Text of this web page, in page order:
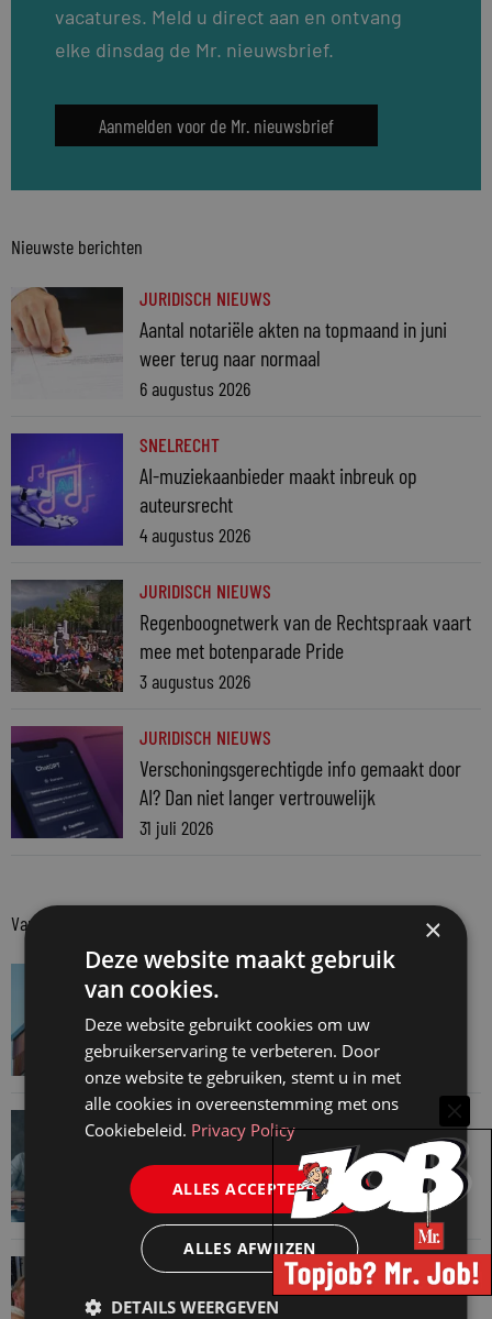
vacatures. Meld u direct aan en ontvang
elke dinsdag de Mr. nieuwsbrief.
Aanmelden voor de Mr. nieuwsbrief
Nieuwste berichten
JURIDISCH NIEUWS
Aantal notariële akten na topmaand in juni
weer terug naar normaal
6 augustus 2026
SNELRECHT
AI-muziekaanbieder maakt inbreuk op
auteursrecht
4 augustus 2026
JURIDISCH NIEUWS
Regenboognetwerk van de Rechtspraak vaart
mee met botenparade Pride
3 augustus 2026
JURIDISCH NIEUWS
Verschoningsgerechtigde info gemaakt door
AI? Dan niet langer vertrouwelijk
31 juli 2026
Van onze kennispartners
VAN ONZE KENNISPARTNERS
Van praktijk naar bewijs: hoe onderbouw je
keuzes tijdens een Wwft-audit?
7 augustus 2026
VAN ONZE KENNISPARTNERS
Werkdruk zegt meer dan urennormen
7 augustus 2026
VAN ONZE KENNISPARTNERS
Martin Woodward: waarom geen enkel
×
Deze website maakt gebruik
van cookies.
Deze website gebruikt cookies om uw
gebruikerservaring te verbeteren. Door
onze website te gebruiken, stemt u in met
alle cookies in overeenstemming met ons
Cookiebeleid. Privacy Policy
ALLES ACCEPTEREN
ALLES AFWIJZEN
DETAILS WEERGEVEN